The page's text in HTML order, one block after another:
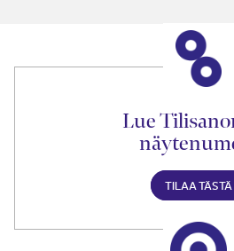
Lue
TILAA TÄSTÄ